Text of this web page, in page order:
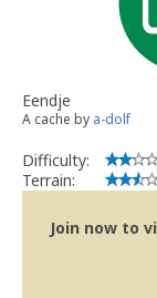
Eendje
A cache by a-dolf
Difficulty:
Terrain:
Join now to